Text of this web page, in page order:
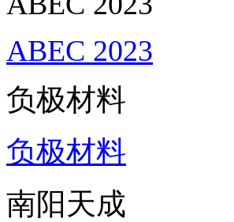
ABEC 2023
负极材料
负极材料
南阳天成